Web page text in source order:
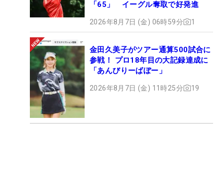
「65」 イーグル奪取で好発進
2026年8月7日 (金) 06時59分 1
金田久美子がツアー通算500試合に
参戦！ プロ18年目の大記録達成に
「あんびりーばぼー」
2026年8月7日 (金) 11時25分 19